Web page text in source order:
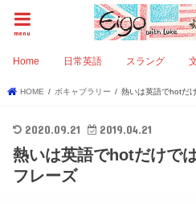
menu
Home 日常英語 スラング
HOME ボキャブラリー 熱いは英語でhotだ
2020.09.21 2019.04.21
熱いは英語でhotだけで
フレーズ